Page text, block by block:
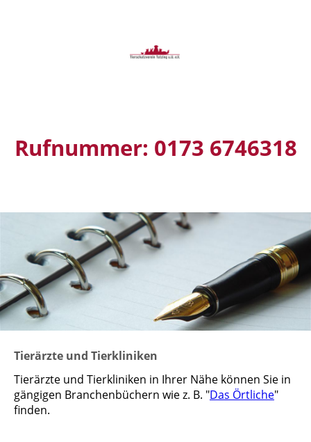
Rufnummer: 0173 6746318
Tierärzte und Tierkliniken
Tierärzte und Tierkliniken in Ihrer Nähe können Sie in
gängigen Branchenbüchern wie z. B. "Das Örtliche"
finden.